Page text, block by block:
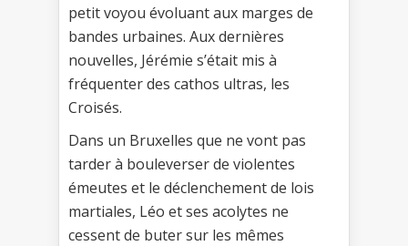
petit voyou évoluant aux marges de
bandes urbaines. Aux dernières
nouvelles, Jérémie s’était mis à
fréquenter des cathos ultras, les
Croisés.
Dans un Bruxelles que ne vont pas
tarder à bouleverser de violentes
émeutes et le déclenchement de lois
martiales, Léo et ses acolytes ne
cessent de buter sur les mêmes